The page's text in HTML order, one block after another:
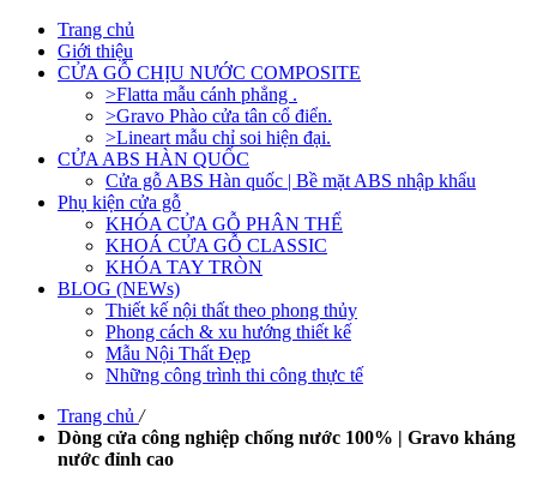
Trang chủ
Giới thiệu
CỬA GỖ CHỊU NƯỚC COMPOSITE
>Flatta mẫu cánh phẳng .
>Gravo Phào cửa tân cổ điển.
>Lineart mẫu chỉ soi hiện đại.
CỬA ABS HÀN QUỐC
Cửa gỗ ABS Hàn quốc | Bề mặt ABS nhập khẩu
Phụ kiện cửa gỗ
KHÓA CỬA GỖ PHÂN THỂ
KHOÁ CỬA GỖ CLASSIC
KHÓA TAY TRÒN
BLOG (NEWs)
Thiết kế nội thất theo phong thủy
Phong cách & xu hướng thiết kế
Mẫu Nội Thất Đẹp
Những công trình thi công thực tế
Trang chủ /
Dòng cửa công nghiệp chống nước 100% | Gravo kháng
nước đỉnh cao